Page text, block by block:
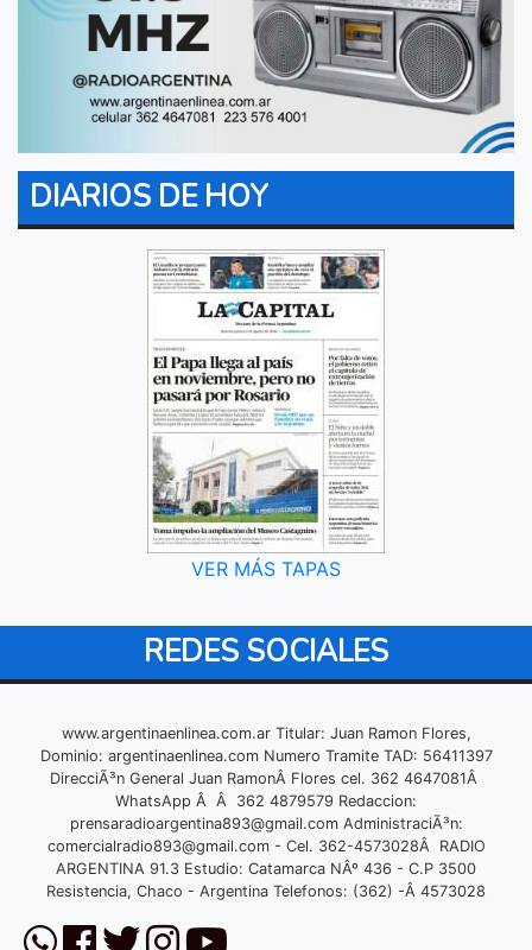
DIARIOS DE HOY
VER MÁS TAPAS
REDES SOCIALES
www.argentinaenlinea.com.ar Titular: Juan Ramon Flores,
Dominio: argentinaenlinea.com Numero Tramite TAD: 56411397
DirecciÃ³n General Juan RamonÂ Flores cel. 362 4647081Â
WhatsApp Â Â 362 4879579 Redaccion:
prensaradioargentina893@gmail.comAdministraciÃ³n:
comercialradio893@gmail.com- Cel. 362-4573028Â RADIO
ARGENTINA 91.3 Estudio: Catamarca NÂº 436 - C.P 3500
Resistencia, Chaco - Argentina Telefonos: (362) -Â 4573028